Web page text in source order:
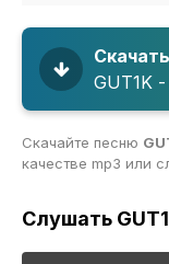
Скачать
GUT1K
Скачайте песню
качестве mp3 или
Слушать